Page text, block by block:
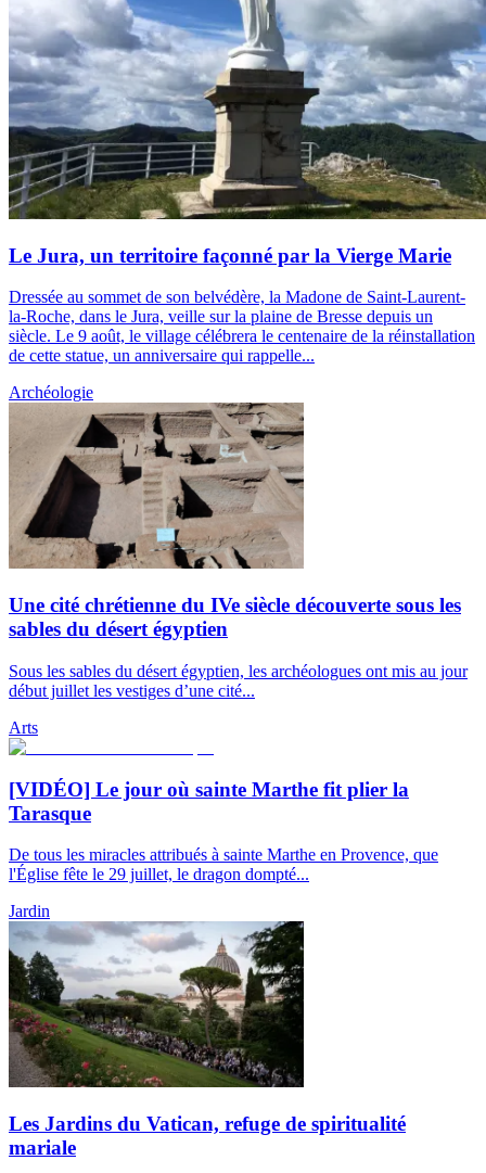
Le Jura, un territoire façonné par la Vierge Marie
Dressée au sommet de son belvédère, la Madone de Saint-Laurent-
la-Roche, dans le Jura, veille sur la plaine de Bresse depuis un
siècle. Le 9 août, le village célébrera le centenaire de la réinstallation
de cette statue, un anniversaire qui rappelle...
Archéologie
Une cité chrétienne du IVe siècle découverte sous les
sables du désert égyptien
Sous les sables du désert égyptien, les archéologues ont mis au jour
début juillet les vestiges d’une cité...
Arts
[VIDÉO] Le jour où sainte Marthe fit plier la
Tarasque
De tous les miracles attribués à sainte Marthe en Provence, que
l'Église fête le 29 juillet, le dragon dompté...
Jardin
Les Jardins du Vatican, refuge de spiritualité
mariale